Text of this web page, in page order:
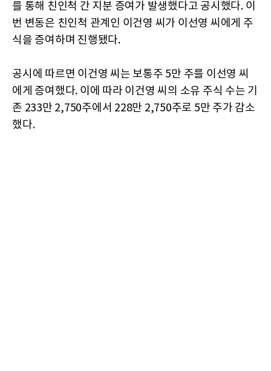
를 통해 친인척 간 지분 증여가 발생했다고 공시했다. 이
번 변동은 친인척 관계인 이건영 씨가 이선영 씨에게 주
식을 증여하며 진행됐다.
공시에 따르면 이건영 씨는 보통주 5만 주를 이선영 씨
에게 증여했다. 이에 따라 이건영 씨의 소유 주식 수는 기
존 233만 2,750주에서 228만 2,750주로 5만 주가 감소
했다.